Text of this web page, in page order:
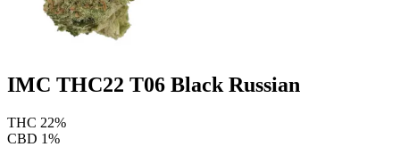
IMC THC22 T06 Black Russian
THC 22%
CBD 1%